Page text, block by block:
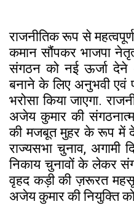
राजनीतिक रूप से
कमान सौंपकर भाजपा
संगठन को नई ऊर्जा देने
बनाने के लिए अनुभवी एवं
भरोसा किया जाएगा.
अजेय कुमार की
की मजबूत मुहर के रूप में
राज्यसभा चुनाव, अगामी
निकाय चुनावों के लेकर
वृहद कड़ी की ज़रूरत
अजेय कुमार की नियुक्ति